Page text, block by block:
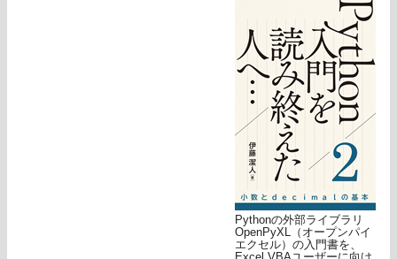
Pythonの外部ライブラリ
OpenPyXL（オープンパイ
エクセル）の入門書を、